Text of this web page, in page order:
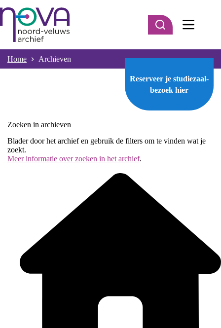
naar
inhoud
Home Archieven
Reserveer je studiezaal-
bezoek hier
Zoeken in archieven
Blader door het archief en gebruik de filters om te vinden wat je
zoekt.
Meer informatie over zoeken in het archief.